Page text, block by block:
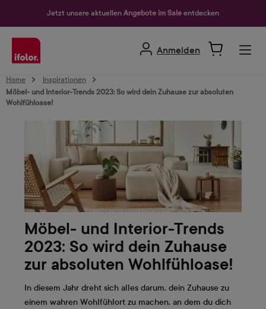
Jetzt unsere aktuellen Angebote im Sale entdecken
Anmelden
Home
Inspirationen
Möbel- und Interior-Trends 2023: So wird dein Zuhause zur absoluten
Wohlfühloase!
Möbel- und Interior-Trends
2023: So wird dein Zuhause
zur absoluten Wohlfühloase!
In diesem Jahr dreht sich alles darum, dein Zuhause zu
einem wahren Wohlfühlort zu machen, an dem du dich